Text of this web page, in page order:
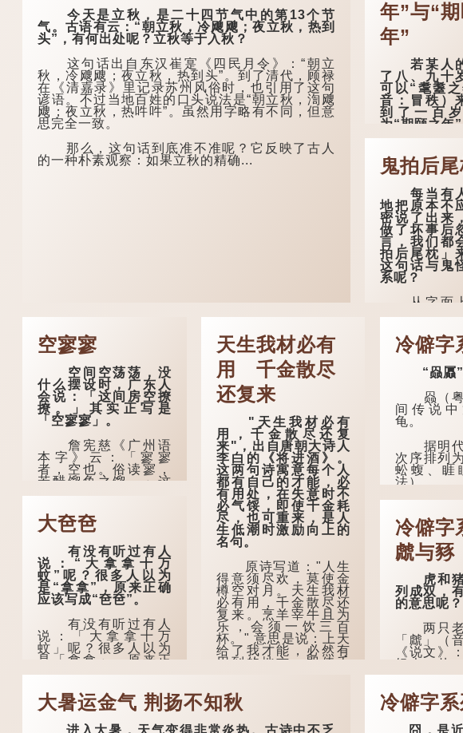
今天是立秋，是二十四节气中的第13个节
气。古语有云：“朝立秋，冷飕飕；夜立秋，热到
头”，有何出处呢？立秋等于入秋？
这句话出自东汉崔寔《四民月令》：“朝立
秋，冷飕飕；夜立秋，热到头”。到了清代，顾禄
在《清嘉录》里记录苏州风俗时，也引用了这句
谚语。不过当地百姓的口头说法是“朝立秋，渹飕
飕；夜立秋，热吽吽”。虽然用字略有不同，但意
思完全一致。
那么，这句话到底准不准呢？它反映了古人
的一种朴素观察：如果立秋的精确...
年”与“
年”
若某人的
了八、九十
可以“耄耋
音：冒秩）
到了一百
为“期颐之年”
老人家，亦
紊乱的意思；
跌倒的意思
来形容老人
曹操《对
就曾写道："
以寿终，恩
木昆虫。"
到了一百
那么就
为"期颐"。
礼上》："
颐。"郑玄注
要也；颐，
知衣服食味
鬼拍后
每当有人
地把原本不
密说了出来
做了坏事后
言，我们都
拍后尾枕」
这句话与鬼
系呢？
从字面上
「后尾枕」
zhěn，与
音）。 《
字》：「
也。」意思
民间流传
说法，人会
于颈后之处
然吐真言，
不明东西（
在后脑拍了
因此...
空寥寥
空间空荡荡，没
什么摆设时，广东人
会说：「这间房空撩
撩。」其实正写是
「空寥寥」。
詹宪慈《广州语
本字》云：「寥寥
者，空也。俗读寥，
若醋馏鱼之馏。」这
个字在古代已经出
《说文》注本中，
「寥」是「廫」的篆
虚。如《列仙传·安期
先生》载琊阜老人故
事，以「寥寥安期，
虚质高清」形容空虚
无所事事。
唐代《艺文类
聚》引晋孙绰《表哀
诗》：「寥寥空堂，
寂寂响户」...
大夿夿
有没有听过有人
说：“大拿拿十万
蚊”呢？很多人以为
是“拿拿”，原来正确
应该写成“夿夿”。
有没有听过有人
说：「大拿拿十万
蚊」呢？很多人以为
是「拿拿」，原来正
确应该写成「夿
在詹宪慈《广州
语本字》：「夿夿
天生我材必有
用 千金散尽
还复来
"天生我材必有
用，千金散尽还复
来"，出自唐朝大诗人
李白的《将进酒》。
这两句诗寓意每个人
都有自己的才能，必
有用处，在失意时不
必气馁，即使千金耗
尽，也可重来，是人
生低潮时激励向上的
名句。
原诗写道："人生
得意须尽欢，莫使金
樽空对月。天生我材
必有用，千金散尽还
复来。烹羊宰牛且为
乐，会须一饮三百
杯。" 意思是说：上天
给了我才能，必然有
用到的地方；即使千
李白作此诗时，
大约是天宝十一年。
冷僻字
“赑屭”
赑（粤
间传说
龟
据明代
次序排列
蚣蝮、睚
法）。
形像龟，
冷僻字
虤与豩
虎和猪
列成双，
的意思呢？
两只老
「虤」（
《说文》
怒也。从
之属皆从
人诗中亦
得闲，众
之句，意
大暑运金气 荆扬不知秋
进入大暑，天气变得非常炎热。古诗中不乏
冷僻字系
囧，是近